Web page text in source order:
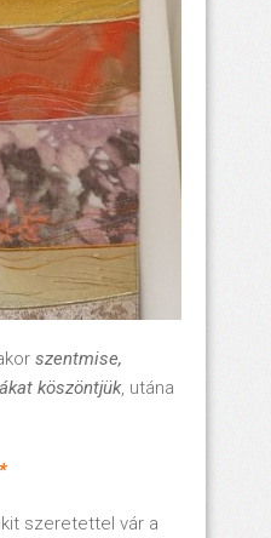
szentmise,
köszöntjük, utána
*
szeretettel vár a